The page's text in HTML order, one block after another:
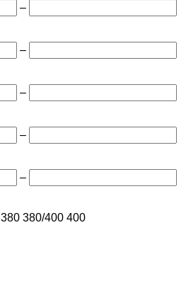
–
–
–
–
–
380 380/400 400